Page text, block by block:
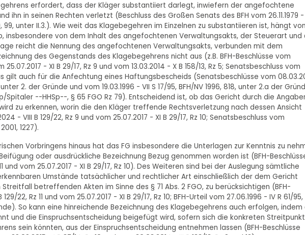
erfordert, dass der Kläger substantiiert darlegt, inwiefern der angefochtene
ihn in seinen Rechten verletzt (Beschluss des Großen Senats des BFH vom 26.11.1979 -
99, unter II.3.). Wie weit das Klagebegehren im Einzelnen zu substantiieren ist, hängt von
insbesondere von dem Inhalt des angefochtenen Verwaltungsakts, der Steuerart und
reicht die Nennung des angefochtenen Verwaltungsakts, verbunden mit dem
des Gegenstands des Klagebegehrens nicht aus (z.B. BFH-Beschlüsse vom
25.07.2017 - XI B 29/17, Rz 9 und vom 13.03.2014 - X B 158/13, Rz 5; Senatsbeschluss vom
gilt auch für die Anfechtung eines Haftungsbescheids (Senatsbeschlüsse vom
2. der Gründe und vom 19.03.1996 - VII S 17/95, BFH/NV 1996, 818, unter 2.a der
Spitaler --HHSp--, § 65 FGO Rz 79). Entscheidend ist, ob das Gericht durch die
zu erkennen, worin die den Kläger treffende Rechtsverletzung nach dessen Ansicht
- VIII B 129/22, Rz 9 und vom 25.07.2017 - XI B 29/17, Rz 10; Senatsbeschluss vom
1227).
Vorbringens hinaus hat das FG insbesondere die Unterlagen zur Kenntnis zu
oder ausdrückliche Bezeichnung Bezug genommen worden ist (BFH-
und vom 25.07.2017 - XI B 29/17, Rz 10). Des Weiteren sind bei der Auslegung sämtliche
Umstände tatsächlicher und rechtlicher Art einschließlich der dem Gericht
betreffenden Akten im Sinne des § 71 Abs. 2 FGO, zu berücksichtigen (BFH-
22, Rz 11 und vom 25.07.2017 - XI B 29/17, Rz 10; BFH-Urteil vom 27.06.1996 - IV R 61/95,
So kann eine hinreichende Bezeichnung des Klagebegehrens auch erfolgen, indem
und die Einspruchsentscheidung beigefügt wird, sofern sich die konkreten
sein könnten, aus der Einspruchsentscheidung entnehmen lassen (BFH-Beschlüsse